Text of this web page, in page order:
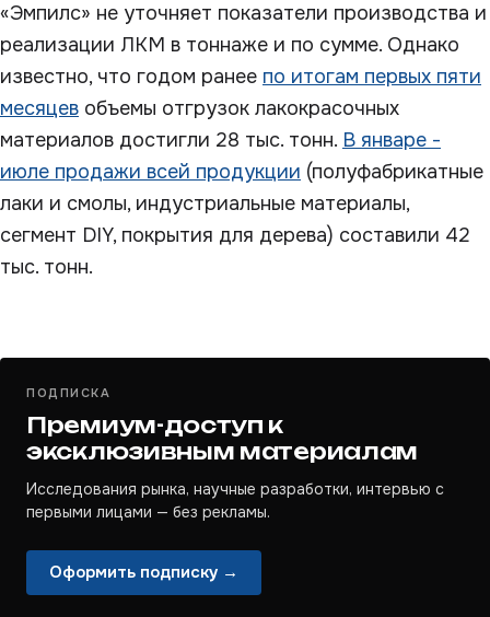
«Эмпилс» не уточняет показатели производства и
реализации ЛКМ в тоннаже и по сумме. Однако
известно, что годом ранее по итогам первых пяти
месяцев объемы отгрузок лакокрасочных
материалов достигли 28 тыс. тонн. В январе -
июле продажи всей продукции (полуфабрикатные
лаки и смолы, индустриальные материалы,
сегмент DIY, покрытия для дерева) составили 42
тыс. тонн.
ПОДПИСКА
Премиум-доступ к
эксклюзивным материалам
Исследования рынка, научные разработки, интервью с
первыми лицами — без рекламы.
Оформить подписку →